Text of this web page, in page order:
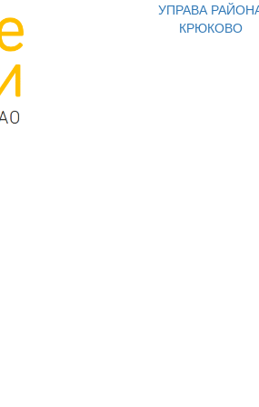
УПРАВА
КРЮКОВО